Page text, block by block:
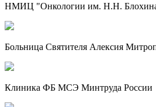
НМИЦ "Онкологии им. Н.Н.
Больница Святителя Алексия
Клиника ФБ МСЭ Минтруда России